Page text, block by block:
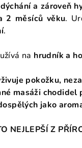
a zároveň
2 měsíců věku.
.
na hrudník a
pokožku,
masáži chodidel
jako
Z